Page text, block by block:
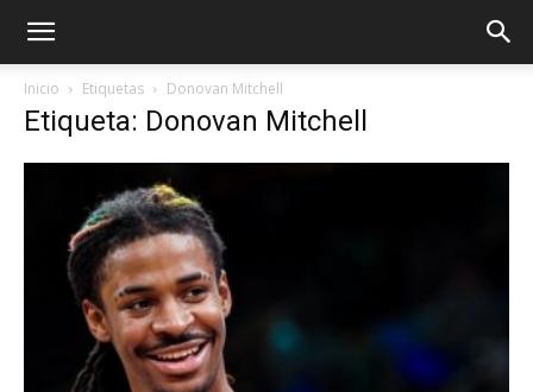
Inicio Etiquetas Donovan Mitchell
Etiqueta: Donovan Mitchell